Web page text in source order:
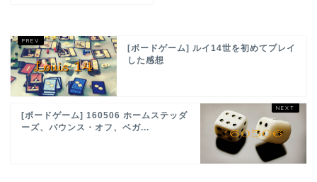
[ボードゲーム] ルイ14世を初めてプレイ
した感想
[ボードゲーム] 160506 ホームステッダ
ーズ、バウンス・オフ、ベガ...